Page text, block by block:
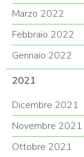
Marzo 2022
Febbraio 2022
Gennaio 2022
2021
Dicembre 2021
Novembre 2021
Ottobre 2021